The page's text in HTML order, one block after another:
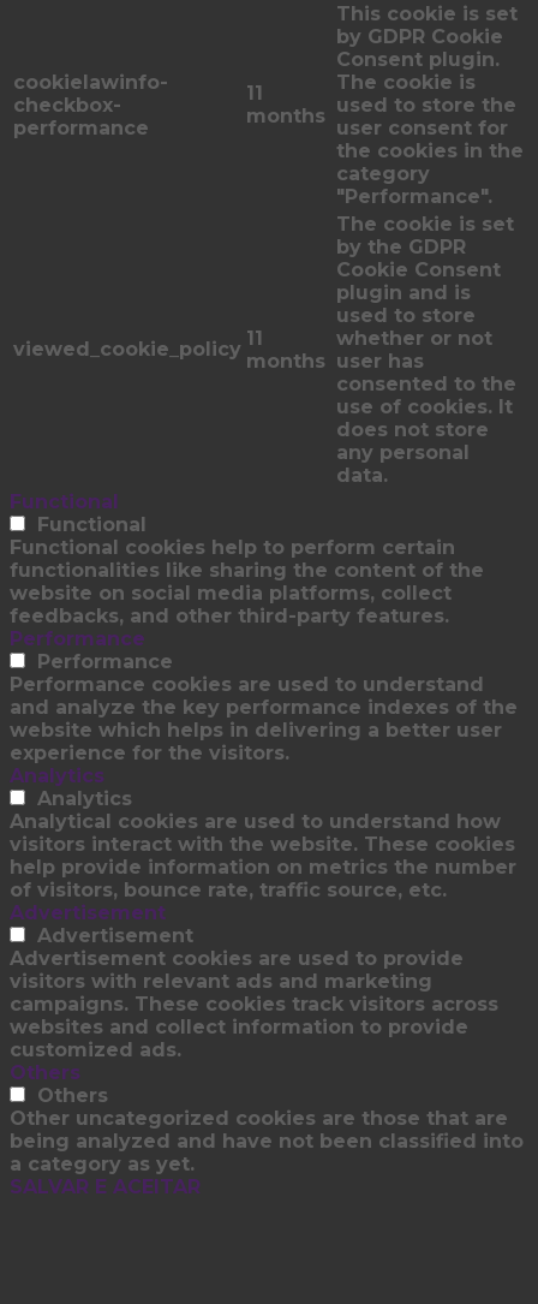
cookielawinfo-
checkbox-
performance
11
months
This cookie is set
by GDPR Cookie
Consent plugin.
The cookie is
used to store the
user consent for
the cookies in the
category
"Performance".
viewed_cookie_policy 11
months
The cookie is set
by the GDPR
Cookie Consent
plugin and is
used to store
whether or not
user has
consented to the
use of cookies. It
does not store
any personal
data.
Functional
Functional
Functional cookies help to perform certain
functionalities like sharing the content of the
website on social media platforms, collect
feedbacks, and other third-party features.
Performance
Performance
Performance cookies are used to understand
and analyze the key performance indexes of the
website which helps in delivering a better user
experience for the visitors.
Analytics
Analytics
Analytical cookies are used to understand how
visitors interact with the website. These cookies
help provide information on metrics the number
of visitors, bounce rate, traffic source, etc.
Advertisement
Advertisement
Advertisement cookies are used to provide
visitors with relevant ads and marketing
campaigns. These cookies track visitors across
websites and collect information to provide
customized ads.
Others
Others
Other uncategorized cookies are those that are
being analyzed and have not been classified into
a category as yet.
SALVAR E ACEITAR